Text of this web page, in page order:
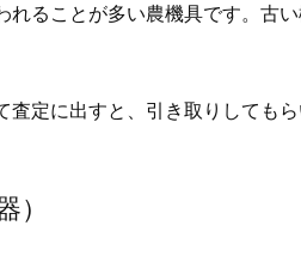
ることが多い農機具です。古
定に出すと、引き取りしてもら
）